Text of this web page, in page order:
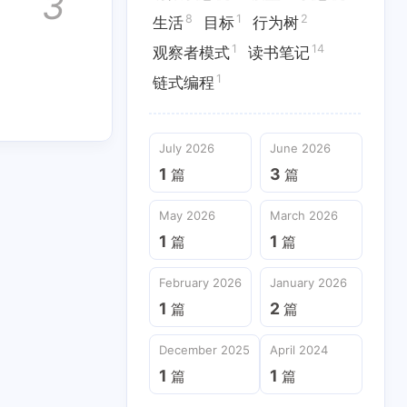
VR/AR/MR1 shaderGraph1
4
观察者模式1
March 2026
April 2024
1 篇
生活 8 目标 1 行为树 2
观察者模式 1 读书笔记 14
链式编程 1
July 2026
1 篇
June 2026
3 篇
May 2026
1 篇
March 2026
1 篇
February 2026
1 篇
January 2026
2 篇
December 2025
1 篇
April 2024
1 篇